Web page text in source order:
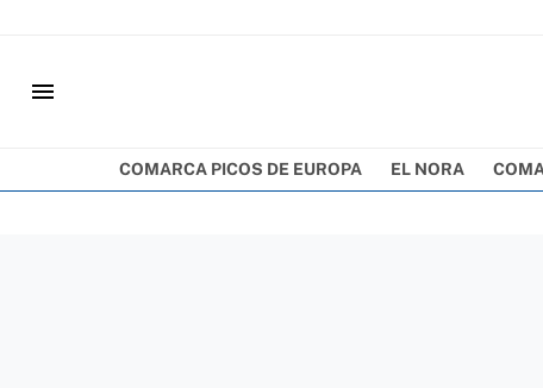
menu
COMARCA PICOS DE EUROPA EL NORA